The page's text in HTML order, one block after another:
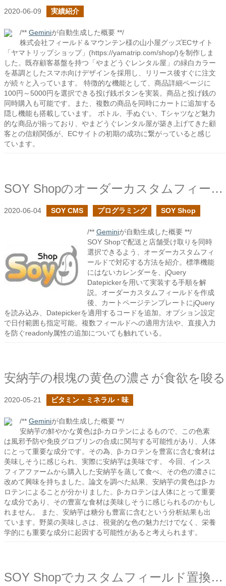
2020-06-09 実績紹介
/** Geminiが自動生成した概要 **/
株式会社フィールド＆マウンテン様の山小屋グッズECサイト
「ヤマトリップショップ」(https://yamatrip.com/shop/)を制作しま
した。既存顧客基盤を持つ「やまどうぐレンタル屋」の緑白カラー
を基調としたスマホ向けデザインを採用し、リリース後すぐに注文
が続々と入っています。 特徴的な機能として、商品詳細ページに
100円～5000円を選択できる投げ銭ボタンを実装。商品と投げ銭の
同時購入も可能です。また、複数の商品を同時にカートに追加する
隠し機能も搭載しています。 ボトル、手ぬぐい、Tシャツなど魅力
的な商品が揃っており、やまどうぐレンタル屋が築き上げてきた顧
客との信頼関係が、ECサイトの初期の成功に繋がっていると感じ
ています。
SOY ShopのオーダーカスタムフィールドでjQueryのDatepickerを使ってみる
2020-06-04 SOY CMS プログラミング SOY Shop
/** Geminiが自動生成した概要 **/
SOY Shopで配送と店舗受け取りを同時
選択できるよう、オーダーカスタムフィ
ールドで対応する方法を紹介。標準機能
にはないカレンダーを、jQuery
Datepickerを用いて実装する手順を解
説。オーダーカスタムフィールドを作成
後、カートページテンプレートにjQuery
を読み込み、Datepickerを適用するコードを追加。オプション設定
で日付範囲も指定可能。複数フィールドへの適用方法や、直接入力
を防ぐreadonly属性の追加についても触れている。
安納芋の根塊の黄色の濃さが食欲を唆る
2020-05-21 ビタミン・ミネラル・味
/** Geminiが自動生成した概要 **/
安納芋の鮮やかな黄色はβ-カロテンによるもので、この色素
は風邪予防や免疫グロブリンの合成に関与する可能性があり、人体
にとって重要な成分です。その為、β-カロテンを豊富に含む食材は
美味しそうに感じられ、実際に安納芋は美味です。 今回、インス
フィアファームから購入した安納芋を蒸して食べ、その色の濃さに
改めて興味を持ちました。論文を調べた結果、安納芋の黄色はβ-カ
ロテンによることが分かりました。β-カロテンは人体にとって重要
な成分であり、その豊富な食材は美味しそうに感じられるのかもし
れません。 また、安納芋は糖分も豊富に含むという分析結果も出
ています。野菜の美味しさは、視覚的な色の魅力だけでなく、栄養
学的にも重要な成分に起因する可能性があると考えられます。
SOY Shopでカスタムフィールド置換文字列プラグインを作成しました